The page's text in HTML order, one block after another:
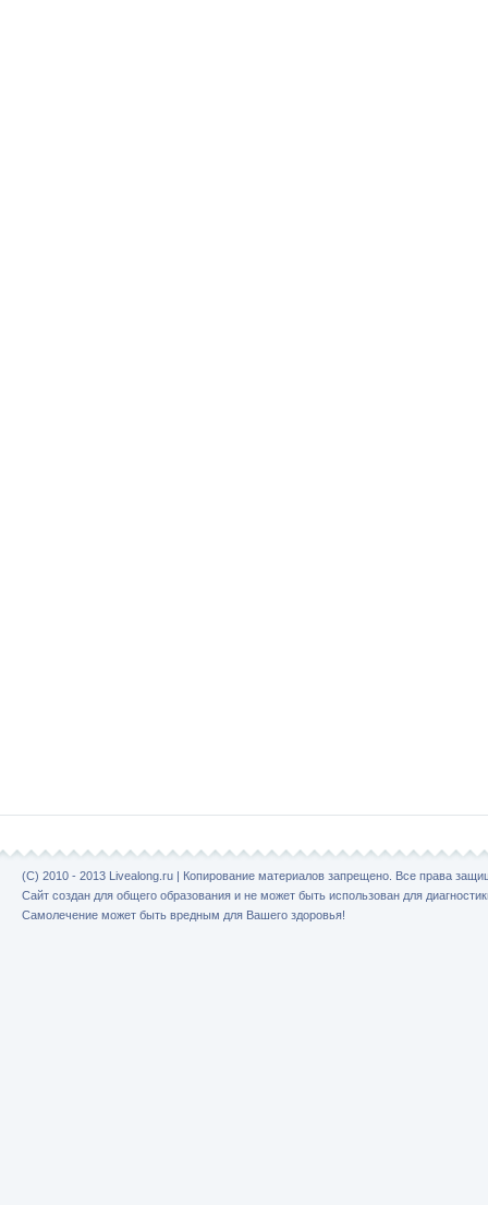
(C) 2010 - 2013 Livealong.ru | Копирование материалов запрещено. Все права
Сайт создан для общего образования и не может быть использован для
Самолечение может быть вредным для Вашего здоровья!